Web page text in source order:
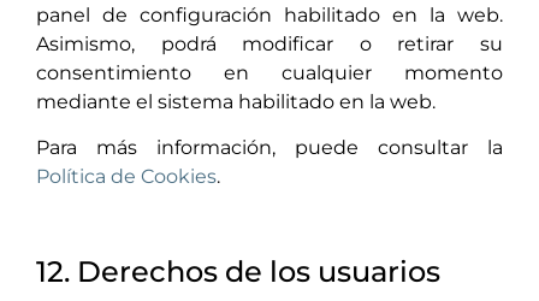
panel de configuración habilitado en la web.
Asimismo, podrá modificar o retirar su
consentimiento en cualquier momento
mediante el sistema habilitado en la web.
Para más información, puede consultar la
Política de Cookies.
12. Derechos de los usuarios